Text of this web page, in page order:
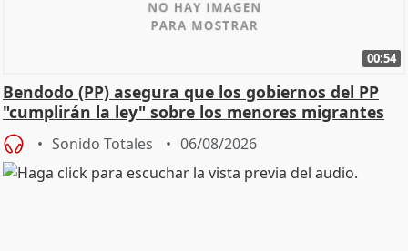
00:54
Bendodo (PP) asegura que los gobiernos del PP
"cumplirán la ley" sobre los menores migrantes
Sonido Totales 06/08/2026